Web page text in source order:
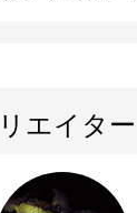
エイター